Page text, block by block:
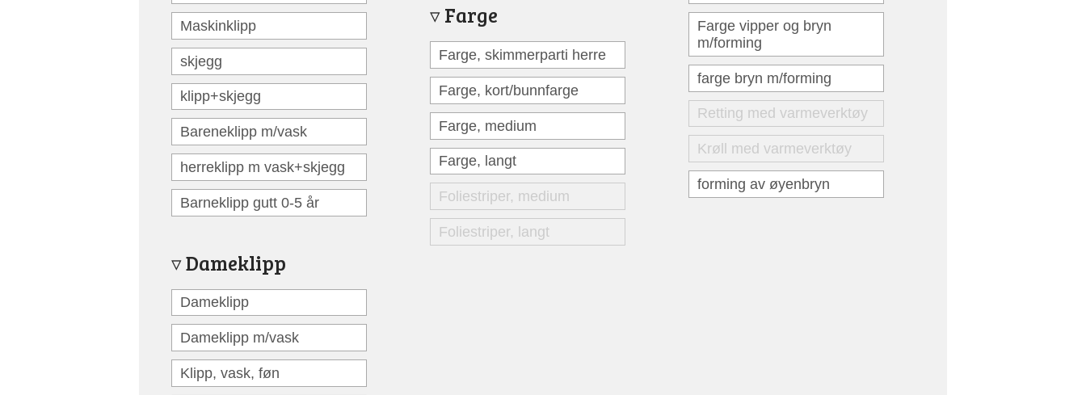
Maskinklipp
skjegg
klipp+skjegg
Bareneklipp m/vask
herreklipp m vask+skjegg
Barneklipp gutt 0-5 år
Dameklipp
Dameklipp
Dameklipp m/vask
Klipp, vask, føn
Farge
Farge, skimmerparti herre
Farge, kort/bunnfarge
Farge, medium
Farge, langt
Foliestriper, medium
Foliestriper, langt
Farge vipper og bryn
m/forming
farge bryn m/forming
Retting med varmeverktøy
Krøll med varmeverktøy
forming av øyenbryn